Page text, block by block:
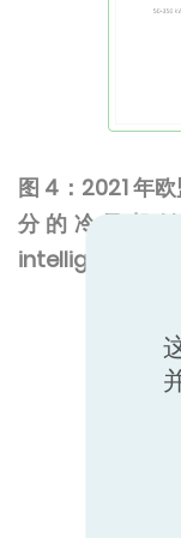
图 4：2021 年
分的冷风机
intelligence。